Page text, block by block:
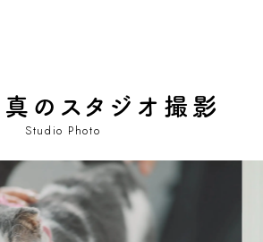
真のスタジオ撮影
Studio Photo